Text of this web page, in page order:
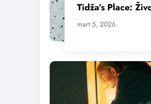
Tidža’s Place:
mart 5, 2026